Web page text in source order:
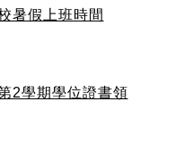
暑假上班時間
2學期學位證書領